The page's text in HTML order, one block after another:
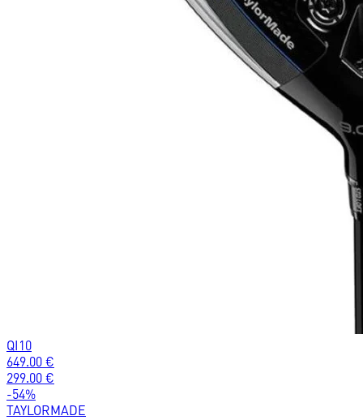
QI10
649.00 €
299.00 €
-54%
TAYLORMADE